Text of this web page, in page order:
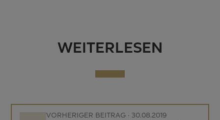
WEITERLESEN
VORHERIGER BEITRAG · 30.08.2019